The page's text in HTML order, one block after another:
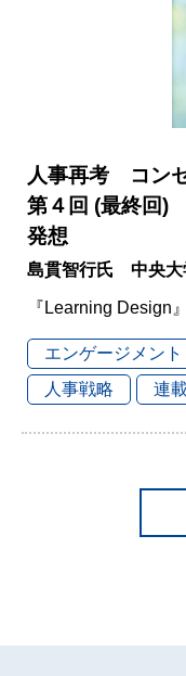
人事再考 コン
第４回 (最終回)
発想
島貫智行氏 中央大
『Learning Design
エンゲージメント
人事戦略
連